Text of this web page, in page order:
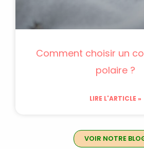
Comment choisir un
polaire ?
LIRE L'ARTICLE »
VOIR NOTRE